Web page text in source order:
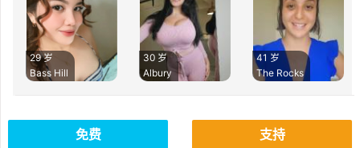
29 岁
Bass Hill
30 岁
Albury
41 岁
The Rocks
免费 支持